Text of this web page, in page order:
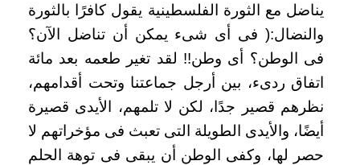
يناضل مع الثورة الفلسطينية يقول كافرًا بالثورة
والنضال:( فى أى شىء يمكن أن تناضل الآن؟
فى الوطن؟ أى وطن!! لقد تغير طعمه بعد مائة
اتفاق ردىء، بين أرجل جماعتنا وتحت أقدامهم،
نظرهم قصير جدًا، لكن لا تلمهم، الأيدى قصيرة
أيضًا، والأيدى الطويلة التى تعبث فى مؤخراتهم لا
حصر لها، وكفى الوطن أن يبقى فى توهة الحلم